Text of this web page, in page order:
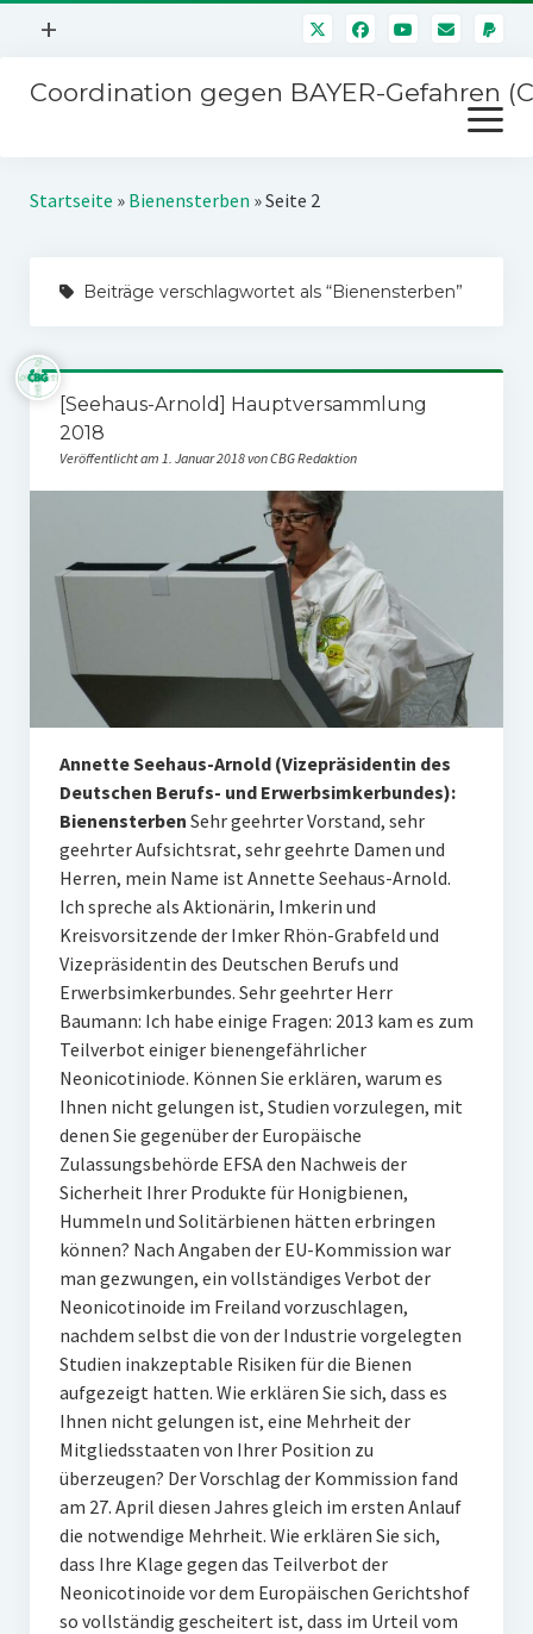
Menü
+
Mitmachen
Störfälle
Coordination gegen BAYER-Gefahren
Menü
öffnen
Kampagnen
Stichwort BAYER
SPENDEN
Startseite » Bienensterben »Seite 2
Beiträge verschlagwortet als “Bienensterben”
[Seehaus-Arnold] Hauptversammlung
2018
Veröffentlicht am 1. Januar 2018 von CBG Redaktion
Annette Seehaus-Arnold (Vizepräsidentin des
Deutschen Berufs- und Erwerbsimkerbundes):
Bienensterben Sehr geehrter Vorstand, sehr
geehrter Aufsichtsrat, sehr geehrte Damen und
Herren, mein Name ist Annette Seehaus-Arnold.
Ich spreche als Aktionärin, Imkerin und
Kreisvorsitzende der Imker Rhön-Grabfeld und
Vizepräsidentin des Deutschen Berufs und
Erwerbsimkerbundes. Sehr geehrter Herr
Baumann: Ich habe einige Fragen: 2013 kam es zum
Teilverbot einiger bienengefährlicher
Neonicotiniode. Können Sie erklären, warum es
Ihnen nicht gelungen ist, Studien vorzulegen, mit
denen Sie gegenüber der Europäische
Zulassungsbehörde EFSA den Nachweis der
Sicherheit Ihrer Produkte für Honigbienen,
Hummeln und Solitärbienen hätten erbringen
können? Nach Angaben der EU-Kommission war
man gezwungen, ein vollständiges Verbot der
Neonicotinoide im Freiland vorzuschlagen,
nachdem selbst die von der Industrie vorgelegten
Studien inakzeptable Risiken für die Bienen
aufgezeigt hatten. Wie erklären Sie sich, dass es
Ihnen nicht gelungen ist, eine Mehrheit der
Mitgliedsstaaten von Ihrer Position zu
überzeugen? Der Vorschlag der Kommission fand
am 27. April diesen Jahres gleich im ersten Anlauf
die notwendige Mehrheit. Wie erklären Sie sich,
dass Ihre Klage gegen das Teilverbot der
Neonicotinoide vor dem Europäischen Gerichtshof
so vollständig gescheitert ist, dass im Urteil vom